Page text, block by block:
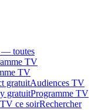
— toutes
TV
TV
gratuitAudiences TV
gratuitProgramme TV
ce soirRechercher